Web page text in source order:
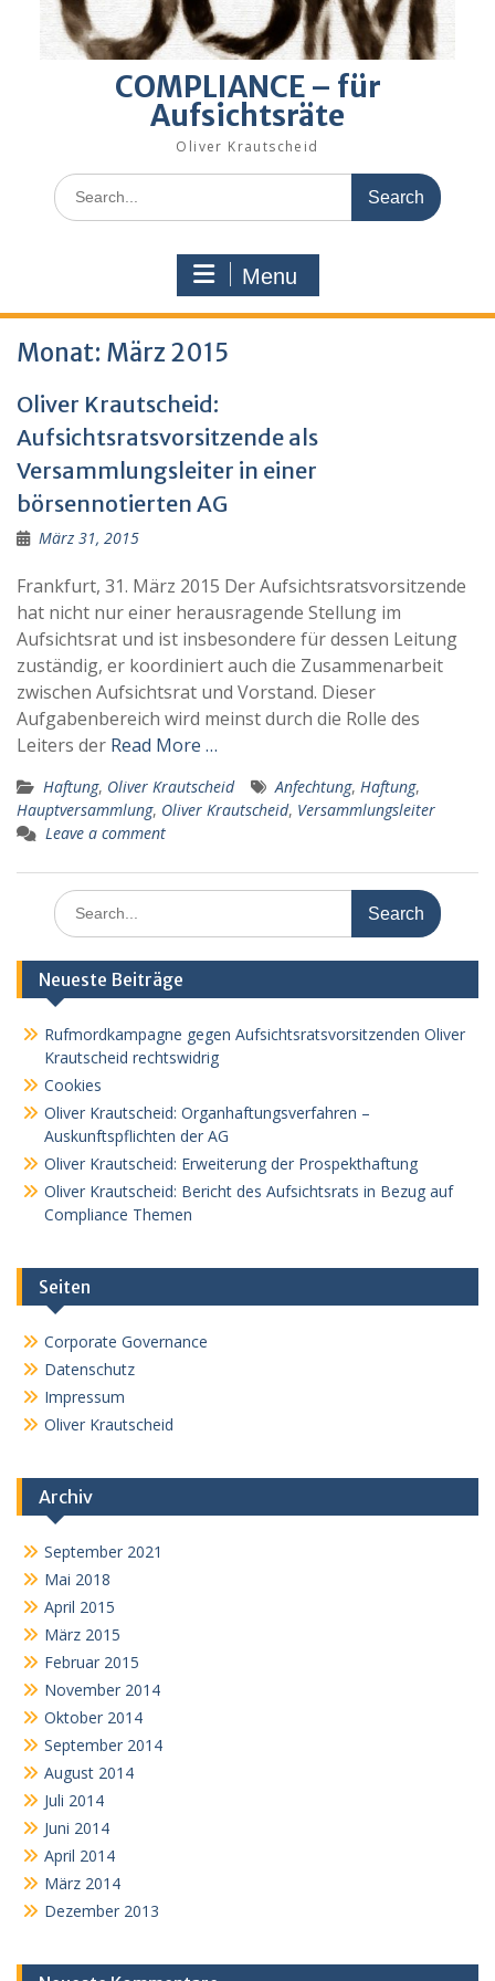
COMPLIANCE – für
Aufsichtsräte
Oliver Krautscheid
Search
for:
Menu
Monat: März 2015
Oliver Krautscheid:
Aufsichtsratsvorsitzende als
Versammlungsleiter in einer
börsennotierten AG
März 31, 2015
Frankfurt, 31. März 2015 Der Aufsichtsratsvorsitzende
hat nicht nur einer herausragende Stellung im
Aufsichtsrat und ist insbesondere für dessen Leitung
zuständig, er koordiniert auch die Zusammenarbeit
zwischen Aufsichtsrat und Vorstand. Dieser
Aufgabenbereich wird meinst durch die Rolle des
Leiters der Read More …
Haftung, Oliver Krautscheid Anfechtung, Haftung,
Hauptversammlung, Oliver Krautscheid, Versammlungsleiter
Leave a comment
Search
for:
Neueste Beiträge
Rufmordkampagne gegen Aufsichtsratsvorsitzenden Oliver
Krautscheid rechtswidrig
Cookies
Oliver Krautscheid: Organhaftungsverfahren –
Auskunftspflichten der AG
Oliver Krautscheid: Erweiterung der Prospekthaftung
Oliver Krautscheid: Bericht des Aufsichtsrats in Bezug auf
Compliance Themen
Seiten
Corporate Governance
Datenschutz
Impressum
Oliver Krautscheid
Archiv
September 2021
Mai 2018
April 2015
März 2015
Februar 2015
November 2014
Oktober 2014
September 2014
August 2014
Juli 2014
Juni 2014
April 2014
März 2014
Dezember 2013